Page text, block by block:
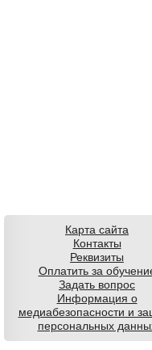
Карта сайта
Контакты
Реквизиты
Оплатить за
Задать вопрос
Информация о
медиабезопасности и
персональных